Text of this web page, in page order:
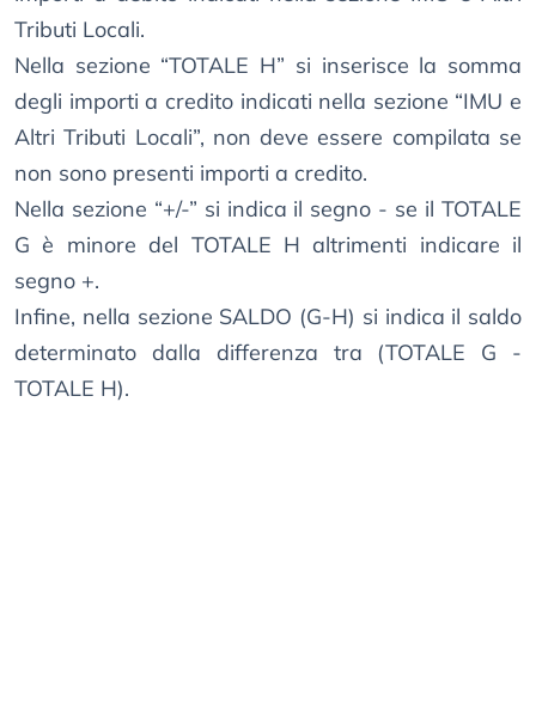
Tributi Locali.
Nella sezione “TOTALE H” si inserisce la somma
degli importi a credito indicati nella sezione “IMU e
Altri Tributi Locali”, non deve essere compilata se
non sono presenti importi a credito.
Nella sezione “+/-” si indica il segno - se il TOTALE
G è minore del TOTALE H altrimenti indicare il
segno +.
Infine, nella sezione SALDO (G-H) si indica il saldo
determinato dalla differenza tra (TOTALE G -
TOTALE H).